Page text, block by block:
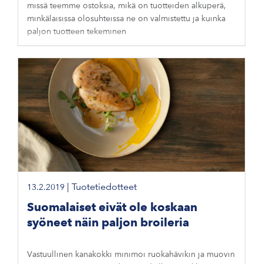
missä teemme ostoksia, mikä on tuotteiden alkuperä,
minkälaisissa olosuhteissa ne on valmistettu ja kuinka
paljon tuotteen tekeminen
13.2.2019 Tuotetiedotteet
Suomalaiset eivät ole koskaan
syöneet näin paljon broileria
Vastuullinen kanakokki minimoi ruokahävikin ja muovin